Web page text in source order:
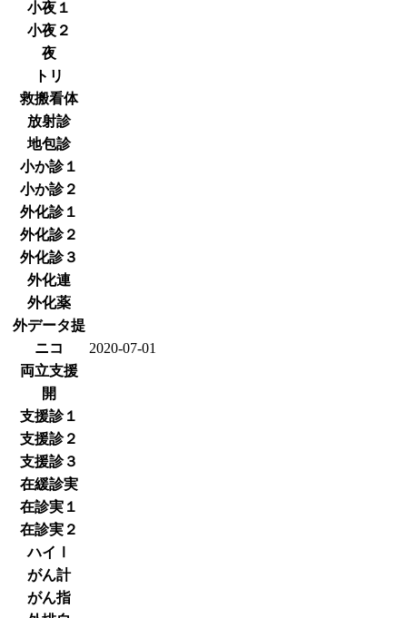
小夜１
小夜２
夜
トリ
救搬看体
放射診
地包診
小か診１
小か診２
外化診１
外化診２
外化診３
外化連
外化薬
外データ提
ニコ
2020-07-01
両立支援
開
支援診１
支援診２
支援診３
在緩診実
在診実１
在診実２
ハイⅠ
がん計
がん指